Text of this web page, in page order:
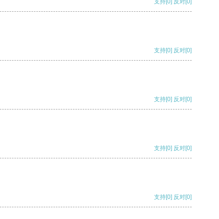
支持 [0] 反对 [0]
支持[0] 反对[0]
支持[0] 反对[0]
支持[0] 反对[0]
支持[0] 反对[0]